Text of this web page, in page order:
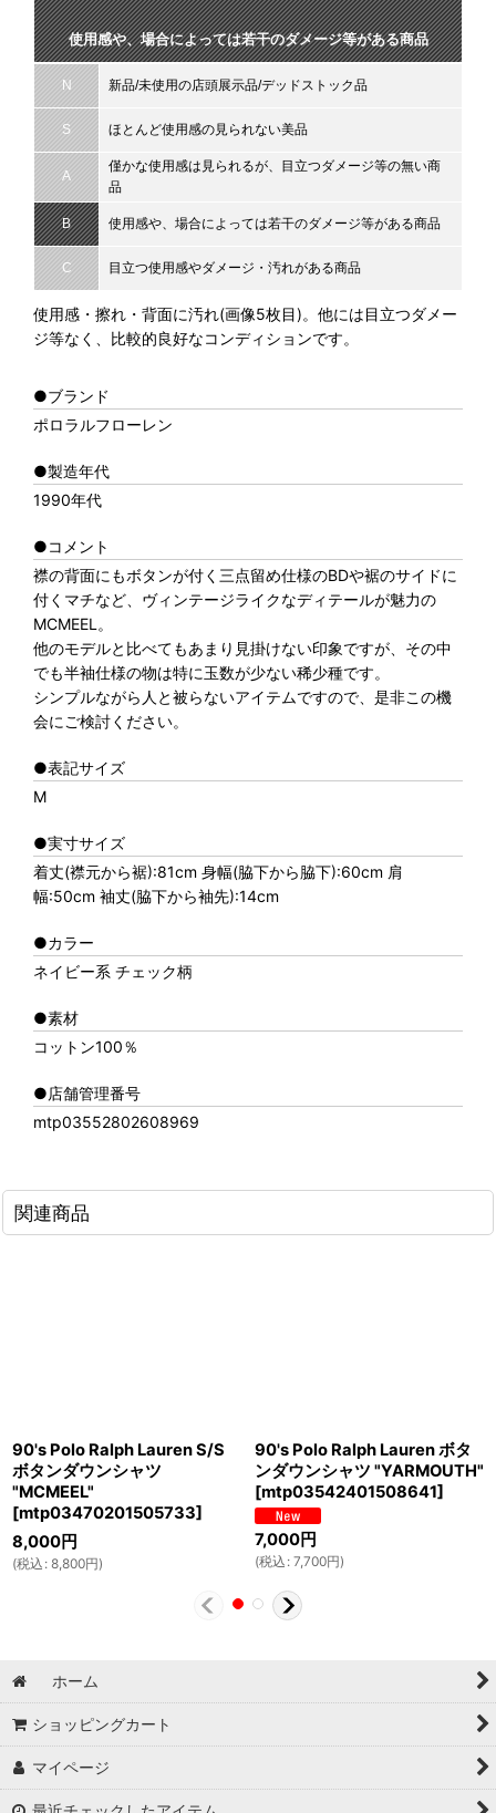
使用感や、場合によっては若干のダメージ等がある商品
N 新品/未使用の店頭展示品/デッドストック品
S ほとんど使用感の見られない美品
A
僅かな使用感は見られるが、目立つダメージ等の無い商
品
B 使用感や、場合によっては若干のダメージ等がある商品
C 目立つ使用感やダメージ・汚れがある商品
使用感・擦れ・背面に汚れ(画像5枚目)。他には目立つダメー
ジ等なく、比較的良好なコンディションです。
●ブランド
ポロラルフローレン
●製造年代
1990年代
●コメント
襟の背面にもボタンが付く三点留め仕様のBDや裾のサイドに
付くマチなど、ヴィンテージライクなディテールが魅力の
MCMEEL。
他のモデルと比べてもあまり見掛けない印象ですが、その中
でも半袖仕様の物は特に玉数が少ない稀少種です。
シンプルながら人と被らないアイテムですので、是非この機
会にご検討ください。
●表記サイズ
M
●実寸サイズ
着丈(襟元から裾):81cm 身幅(脇下から脇下):60cm 肩
幅:50cm 袖丈(脇下から袖先):14cm
●カラー
ネイビー系 チェック柄
●素材
コットン100％
●店舗管理番号
mtp03552802608969
関連商品
90's Polo Ralph Lauren S/S
ボタンダウンシャツ
"MCMEEL"
[mtp03470201505733]
8,000円
(税込 : 8,800円)
90's Polo Ralph Lauren ボタ
ンダウンシャツ "YARMOUTH"
[mtp03542401508641]
7,000円
(税込 : 7,700円)
ホーム
ショッピングカート
マイページ